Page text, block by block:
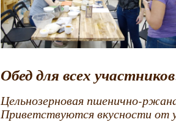
Обед для всех
Цельнозерновая пшенично-
Приветствуются вкусности от